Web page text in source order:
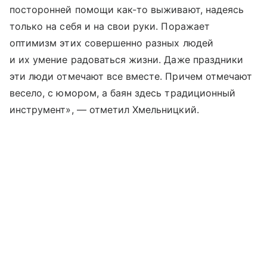
посторонней помощи как-то выживают, надеясь
только на себя и на свои руки. Поражает
оптимизм этих совершенно разных людей
и их умение радоваться жизни. Даже праздники
эти люди отмечают все вместе. Причем отмечают
весело, с юмором, а баян здесь традиционный
инструмент», — отметил Хмельницкий.